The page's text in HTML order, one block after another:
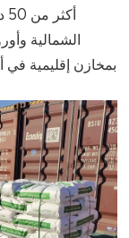
الشمالية
بمخازن إقليمية في